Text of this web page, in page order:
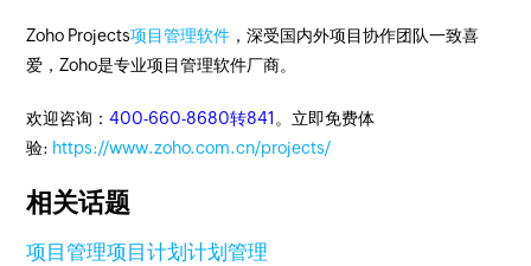
Zoho Projects项目管理软件 ，深受国内外项目协作团队一致喜
爱，Zoho是专业项目管理软件厂商。
欢迎咨询：400-660-8680转841 。立即免费体
验: https://www.zoho.com.cn/projects/
相关话题
项目管理项目计划计划管理